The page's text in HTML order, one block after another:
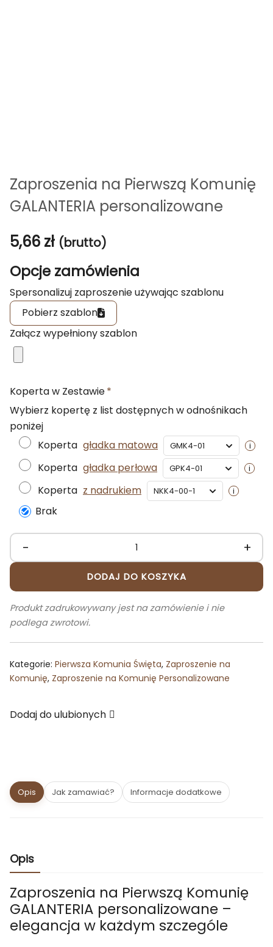
Zaproszenia na Pierwszą Komunię
GALANTERIA personalizowane
5,66 zł (brutto)
Opcje zamówienia
Spersonalizuj zaproszenie używając szablonu
Pobierz szablon
Załącz wypełniony szablon
Koperta w Zestawie
Wybierz kopertę z list dostępnych w odnośnikach
poniżej
Koperta gładka matowa
Koperta gładka perłowa
Koperta z nadrukiem
Brak
-
ilość
Zaproszenia
Pierwszą
+
DODAJ DO KOSZYKA
Produkt zadrukowywany jest na zamówienie i nie
podlega zwrotowi.
Kategorie: Pierwsza Komunia Święta, Zaproszenie na
Komunię, Zaproszenie na Komunię Personalizowane
Dodaj do ulubionych
Opis Jak zamawiać? Informacje dodatkowe
Opis
Zaproszenia na Pierwszą Komunię
GALANTERIA personalizowane –
elegancja w każdym szczególe